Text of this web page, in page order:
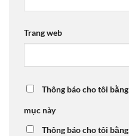
Trang web
Thông báo cho tôi
mục này
Thông báo cho tôi